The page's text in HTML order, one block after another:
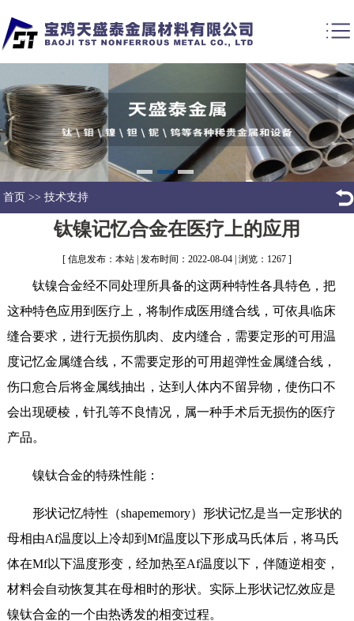
首页 >> 技术支持
钛镍记忆合金在医疗上的应用
[ 信息发布：本站 | 发布时间：2022-08-04 | 浏览：1267 ]
钛镍合金经不同处理所具备的这两种特性各具特色，把
这种特色应用到医疗上，将制作成医用缝合线，可依具临床
缝合要求，进行无损伤肌肉、皮内缝合，需要定形的可用温
度记忆金属缝合线，不需要定形的可用超弹性金属缝合线，
伤口愈合后将金属线抽出，达到人体内不留异物，使伤口不
会出现硬棱，针孔等不良情况，属一种手术后无损伤的医疗
产品。
镍钛合金的特殊性能：
形状记忆特性（shapememory）形状记忆是当一定形状的
母相由Af温度以上冷却到Mf温度以下形成马氏体后，将马氏
体在Mf以下温度形变，经加热至Af温度以下，伴随逆相变，
材料会自动恢复其在母相时的形状。实际上形状记忆效应是
镍钛合金的一个由热诱发的相变过程。